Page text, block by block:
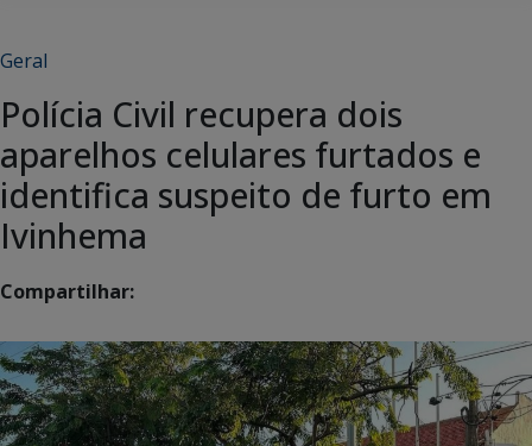
Geral
Polícia Civil recupera dois
aparelhos celulares furtados e
identifica suspeito de furto em
Ivinhema
Compartilhar: